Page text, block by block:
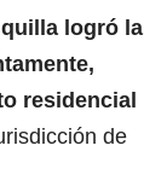
logró la
residencial
de